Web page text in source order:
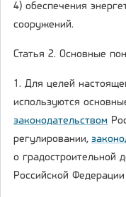
4) обеспечения
сооружений.
Статья 2. Основные
1. Для целей
используются
законодательством
регулировании,
о градостроительной
Российской